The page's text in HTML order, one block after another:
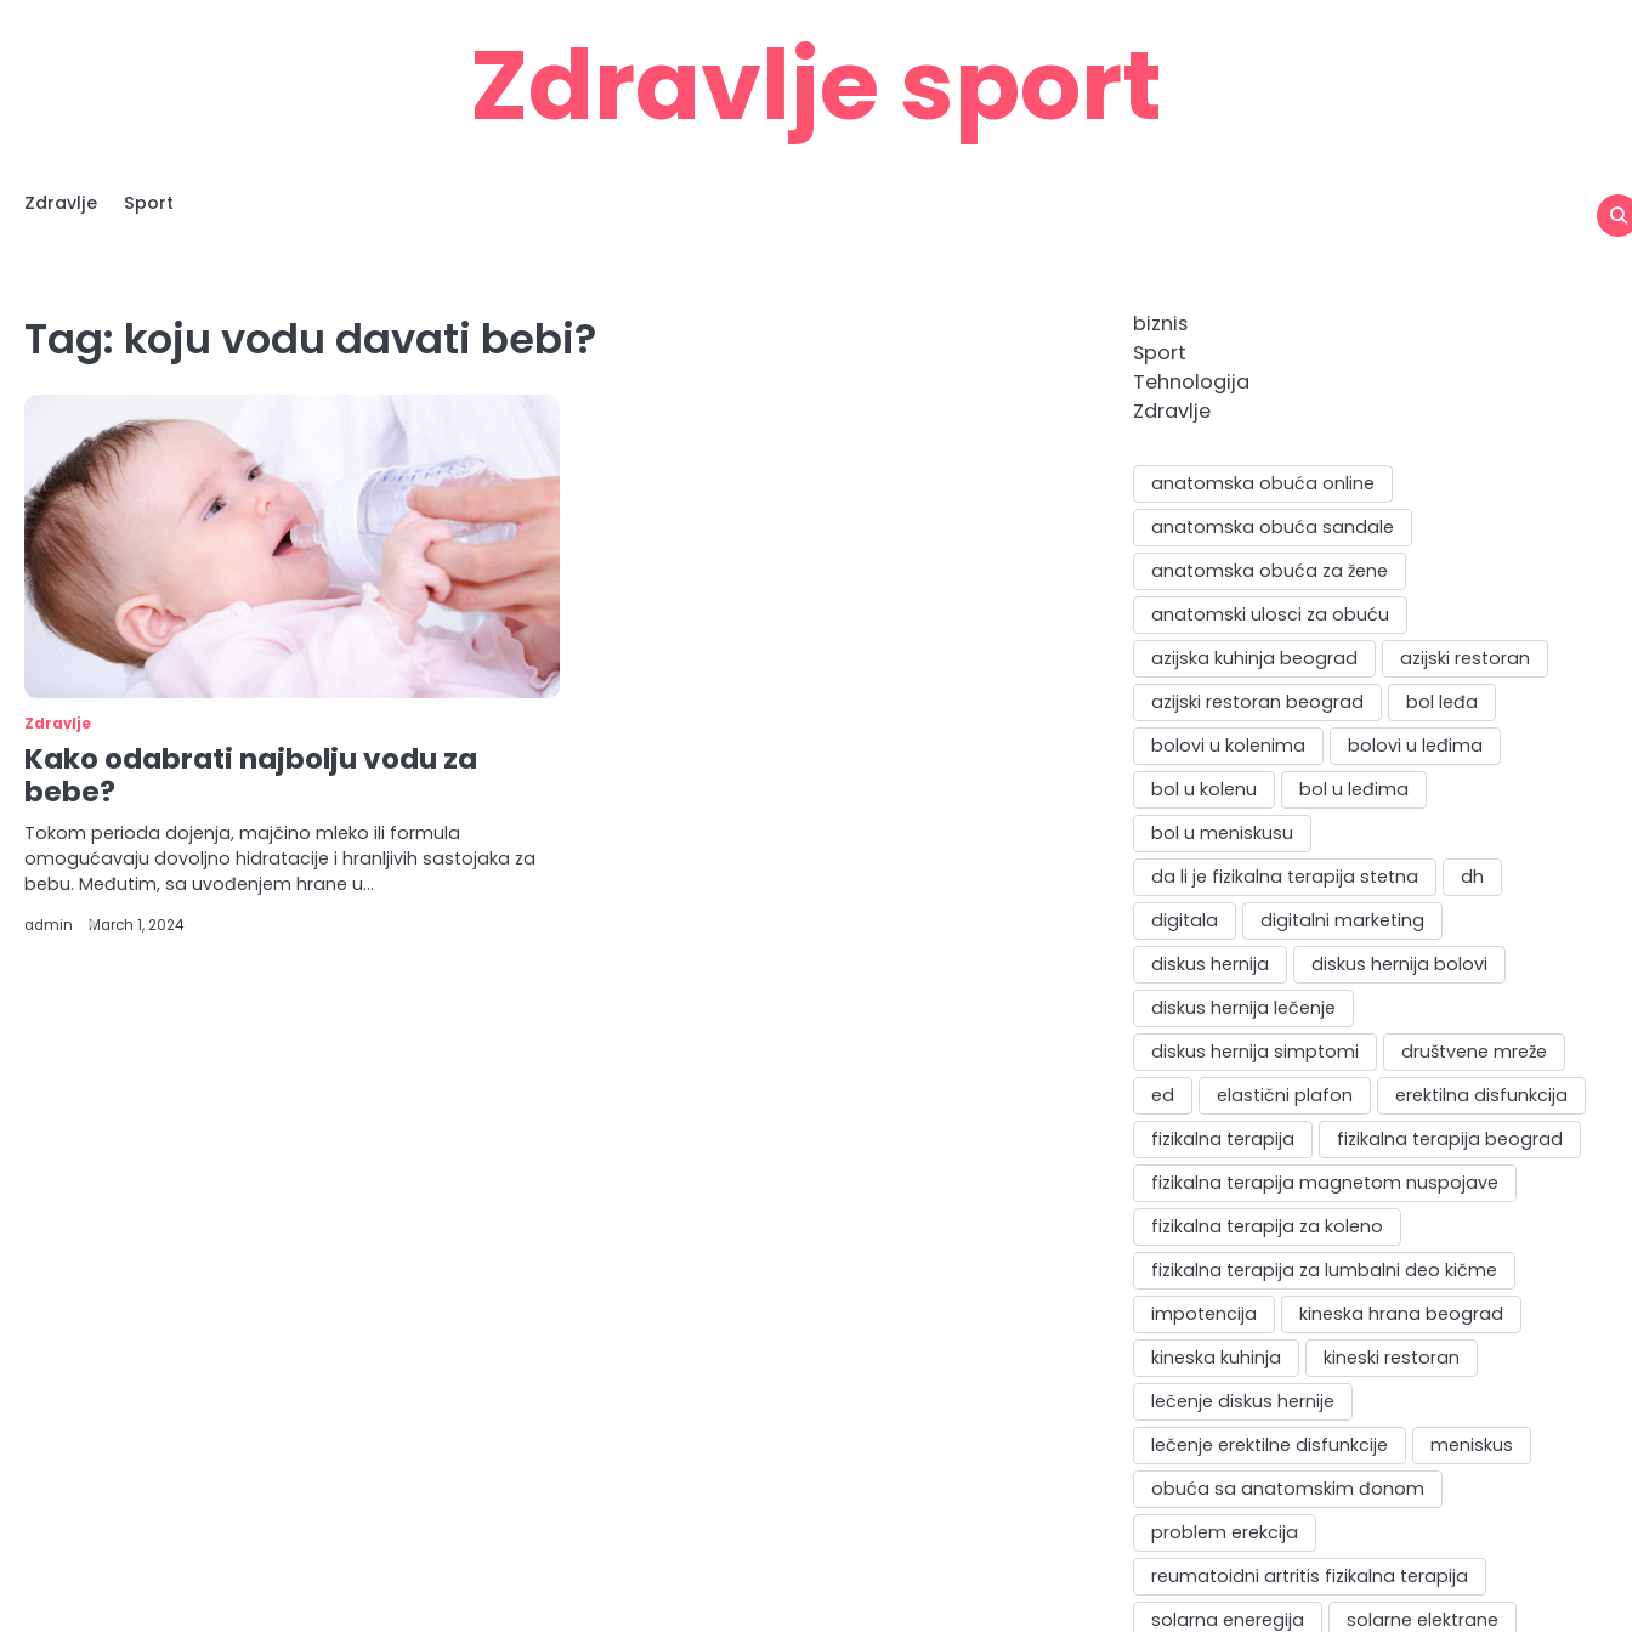
Zdravlje sport
Zdravlje Sport
Tag: koju vodu davati bebi?
Zdravlje
Kako odabrati najbolju vodu za
bebe?
Tokom perioda dojenja, majčino mleko ili formula
omogućavaju dovoljno hidratacije i hranljivih sastojaka za
bebu. Međutim, sa uvođenjem hrane u…
admin March 1, 2024
biznis
Sport
Tehnologija
Zdravlje
anatomska obuća online
anatomska obuća sandale
anatomska obuća za žene
anatomski ulosci za obuću
azijska kuhinja beograd
azijski restoran
azijski restoran beograd
bol leđa
bolovi u kolenima
bolovi u leđima
bol u kolenu
bol u leđima
bol u meniskusu
da li je fizikalna terapija stetna
dh
digitala
digitalni marketing
diskus hernija
diskus hernija bolovi
diskus hernija lečenje
diskus hernija simptomi
društvene mreže
ed
elastični plafon
erektilna disfunkcija
fizikalna terapija
fizikalna terapija beograd
fizikalna terapija magnetom nuspojave
fizikalna terapija za koleno
fizikalna terapija za lumbalni deo kičme
impotencija
kineska hrana beograd
kineska kuhinja
kineski restoran
lečenje diskus hernije
lečenje erektilne disfunkcije
meniskus
obuća sa anatomskim đonom
problem erekcija
reumatoidni artritis fizikalna terapija
solarna eneregija
solarne elektrane